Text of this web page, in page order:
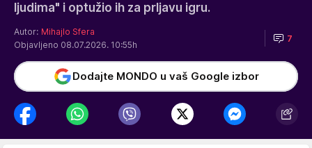
ljudima" i optužio ih za prljavu igru.
Autor: Mihajlo Sfera
Objavljeno 08.07.2026. 10:55h
7
Dodajte MONDO u vaš Google izbor